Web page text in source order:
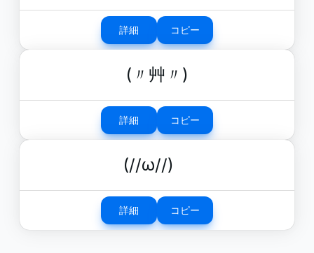
詳細 コピー
(〃艸〃)
詳細 コピー
(//ω//)ゞ
詳細 コピー